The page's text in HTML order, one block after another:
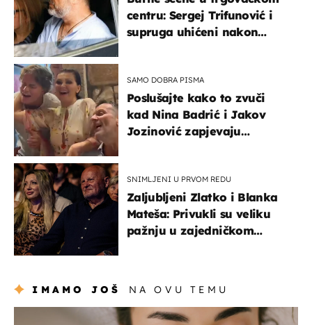
centru: Sergej Trifunović i
supruga uhićeni nakon
SAMO DOBRA PISMA
Poslušajte kako to zvuči
kad Nina Badrić i Jakov
Jozinović zapjevaju
SNIMLJENI U PRVOM REDU
Zaljubljeni Zlatko i Blanka
Mateša: Privukli su veliku
pažnju u zajedničkom
IMAMO JOŠ NA OVU TEMU
moda & ljepota